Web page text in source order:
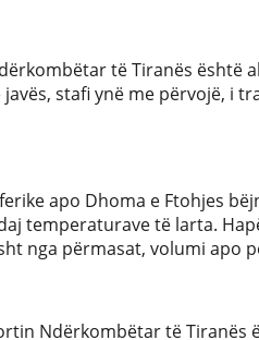
të Tiranës është
stafi ynë me përvojë, i
apo Dhoma e Ftohjes
temperaturave të larta.
nga përmasat, volumi apo
Ndërkombëtar të